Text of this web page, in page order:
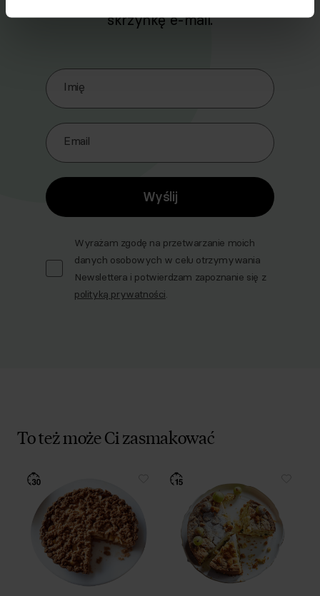
skrzynkę e-mail.
Zapisz się do naszego Newslettera
Imię
Email
Wyślij
Wyrażam zgodę na przetwarzanie moich
danych osobowych w celu otrzymywania
Newslettera i potwierdzam zapoznanie się z
polityką prywatności.
To też może Ci zasmakować